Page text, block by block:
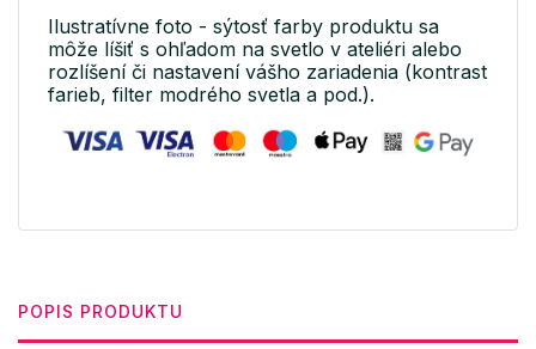
Ilustratívne foto - sýtosť farby produktu sa
môže líšiť s ohľadom na svetlo v ateliéri alebo
rozlíšení či nastavení vášho zariadenia (kontrast
farieb, filter modrého svetla a pod.).
POPIS PRODUKTU